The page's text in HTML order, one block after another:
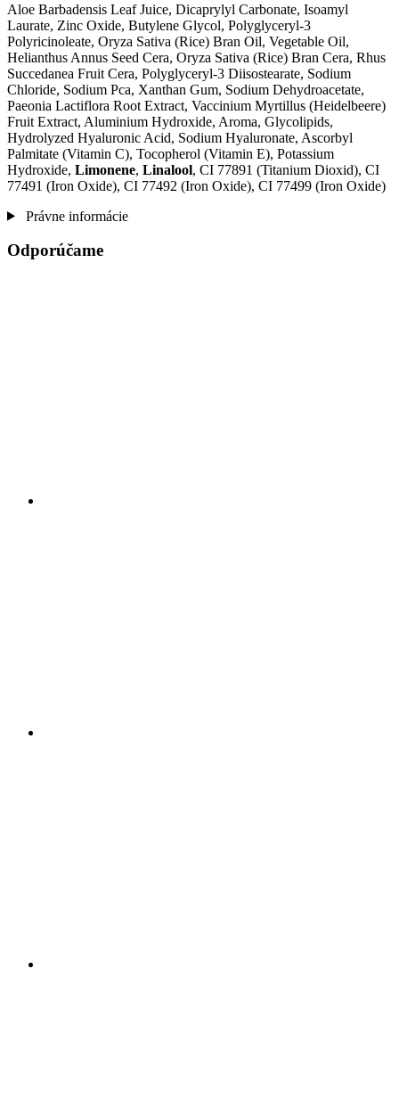
Aloe Barbadensis Leaf Juice, Dicaprylyl Carbonate, Isoamyl
Laurate, Zinc Oxide, Butylene Glycol, Polyglyceryl-3
Polyricinoleate, Oryza Sativa (Rice) Bran Oil, Vegetable Oil,
Helianthus Annus Seed Cera, Oryza Sativa (Rice) Bran Cera, Rhus
Succedanea Fruit Cera, Polyglyceryl-3 Diisostearate, Sodium
Chloride, Sodium Pca, Xanthan Gum, Sodium Dehydroacetate,
Paeonia Lactiflora Root Extract, Vaccinium Myrtillus (Heidelbeere)
Fruit Extract, Aluminium Hydroxide, Aroma, Glycolipids,
Hydrolyzed Hyaluronic Acid, Sodium Hyaluronate, Ascorbyl
Palmitate (Vitamin C), Tocopherol (Vitamin E), Potassium
Hydroxide, Limonene, Linalool, CI 77891 (Titanium Dioxid), CI
77491 (Iron Oxide), CI 77492 (Iron Oxide), CI 77499 (Iron Oxide)
Právne informácie
Odporúčame